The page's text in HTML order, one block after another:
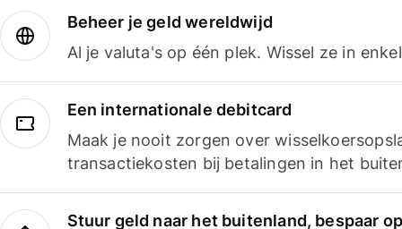
Beheer je geld wereldwijd
Al je valuta's op één plek. Wissel ze in
Een internationale debitcard
Maak je nooit zorgen over
transactiekosten bij betalingen in het
Stuur geld naar het buitenland, bespaar